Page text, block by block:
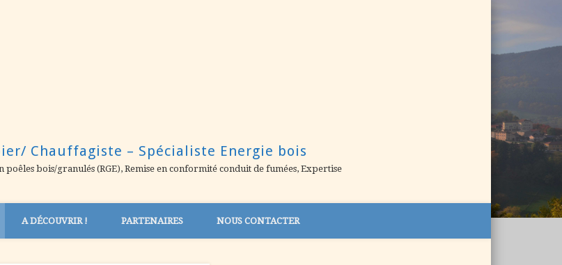
Chauffagiste – Spécialiste Energie bois
poêles bois/granulés (RGE), Remise en conformité conduit de fumées, Expertise
A DÉCOUVRIR ! PARTENAIRES NOUS CONTACTER